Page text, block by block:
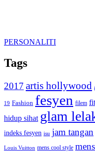
PERSONALITI
Tags
2017 artis hollywood
19 Fashion fesyen filem
hidup sihat glam
indeks fesyen isu jam tangan
Louis Vuitton mens cool style